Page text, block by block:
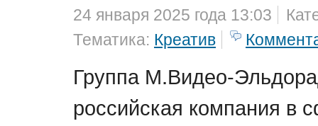
24 января 2025 года 13:03
Тематика: Креатив
Группа М.Видео-
российская компания в